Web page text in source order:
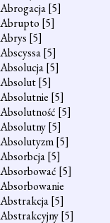
Abrogacja[5]
Abrupto [5]
Abrys [5]
Abscyssa[5]
Absolucja[5]
Absolut[5]
Absolutnie [5]
Absolutność [5]
Absolutny[5]
Absolutyzm[5]
Absorbcja[5]
Absorbować [5]
Absorbowanie
Abstrakcja[5]
Abstrakcyjny[5]